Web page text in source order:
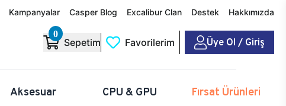
Kampanyalar Casper Blog Excalibur Clan Destek Hakkımızda
0
Sepetim Favorilerim Üye Ol / Giriş
Aksesuar CPU & GPU Fırsat Ürünleri